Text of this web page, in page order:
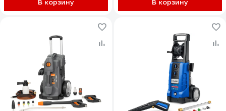
В корзину В корзину